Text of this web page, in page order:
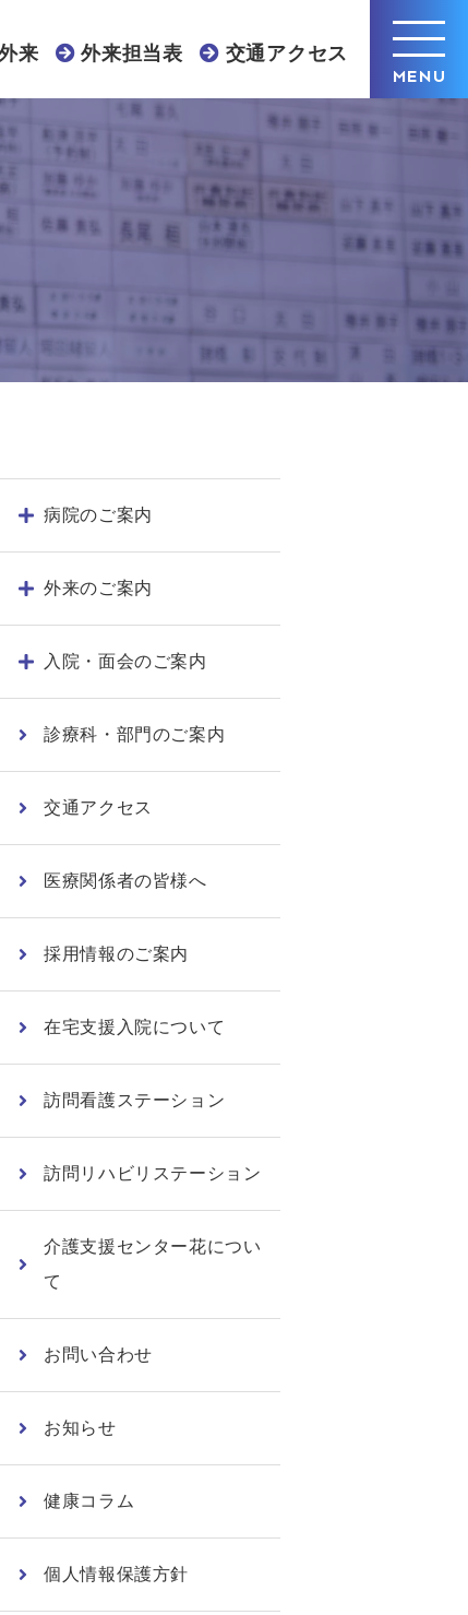
来 外来担当表 交通アクセス
MENU
病院のご案内
外来のご案内
入院・面会のご案内
診療科・部門のご案内
交通アクセス
医療関係者の皆様へ
採用情報のご案内
在宅支援入院について
訪問看護ステーション
訪問リハビリステーション
介護支援センター花につい
て
お問い合わせ
お知らせ
健康コラム
個人情報保護方針